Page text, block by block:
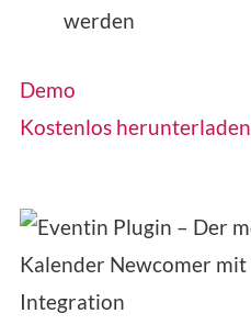
werden
Demo
Kostenlos herunterladen